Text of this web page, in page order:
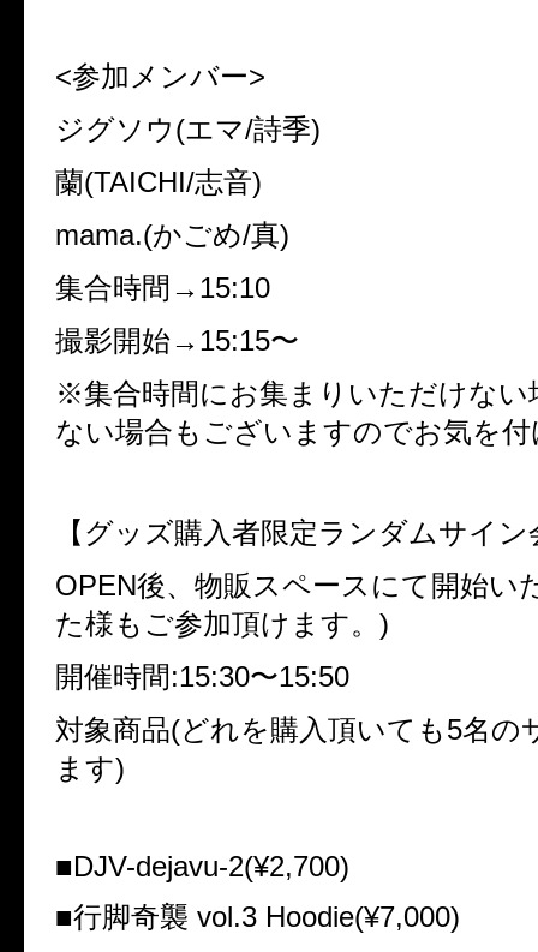
<参加メンバー>
ジグソウ(エマ/詩季)
蘭(TAICHI/志音)
mama.(かごめ/真)
集合時間→15:10
撮影開始→15:15〜
※集合時間にお集まりいただけない
ない場合もございますのでお気を
【グッズ購入者限定ランダムサイン
OPEN後、物販スペースにて開始い
た様もご参加頂けます。)
開催時間:15:30〜15:50
対象商品(どれを購入頂いても5名の
ます)
■DJV-dejavu-2(¥2,700)
■行脚奇襲 vol.3 Hoodie(¥7,000)